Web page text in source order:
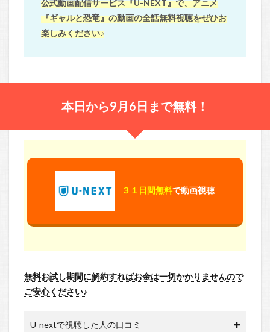
公式動画配信サービス『U-NEXT』で、アニメ
『ギャルと恐竜』の動画の全話無料視聴をぜひお
楽しみください♪
本日から9月6日まで無料！
３１日間無料で動画視聴
無料お試し期間に解約すればお金は一切かかりませんので
ご安心ください♪
U-nextで視聴した人の口コミ